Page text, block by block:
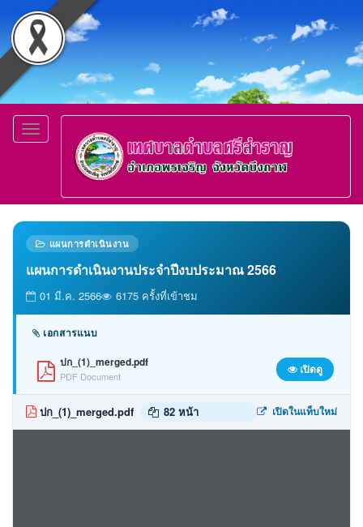
Toggle
navigation
แผนการดำเนินงาน
แผนการดำเนินงานประจำปีงบประมาณ 2566
01 มี.ค. 2566 6175 ครั้งที่เข้าชม
เอกสารแนบ
ปก_(1)_merged.pdf
PDF Document
เปิดดู
ปก_(1)_merged.pdf 82 หน้า เปิดในแท็บใหม่